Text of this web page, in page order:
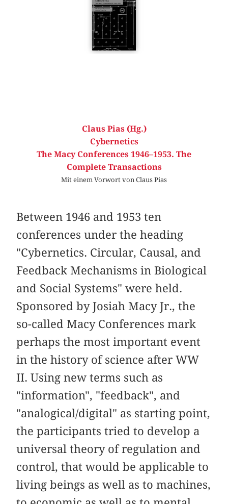
Claus Pias (Hg.)
Cybernetics
The Macy Conferences 1946–1953. The
Complete Transactions
Mit einem Vorwort von Claus Pias
Between 1946 and 1953 ten
conferences under the heading
"Cybernetics. Circular, Causal, and
Feedback Mechanisms in Biological
and Social Systems" were held.
Sponsored by Josiah Macy Jr., the
so-called Macy Conferences mark
perhaps the most important event
in the history of science after WW
II. Using new terms such as
"information", "feedback", and
"analogical/digital" as starting point,
the participants tried to develop a
universal theory of regulation and
control, that would be applicable to
living beings as well as to machines,